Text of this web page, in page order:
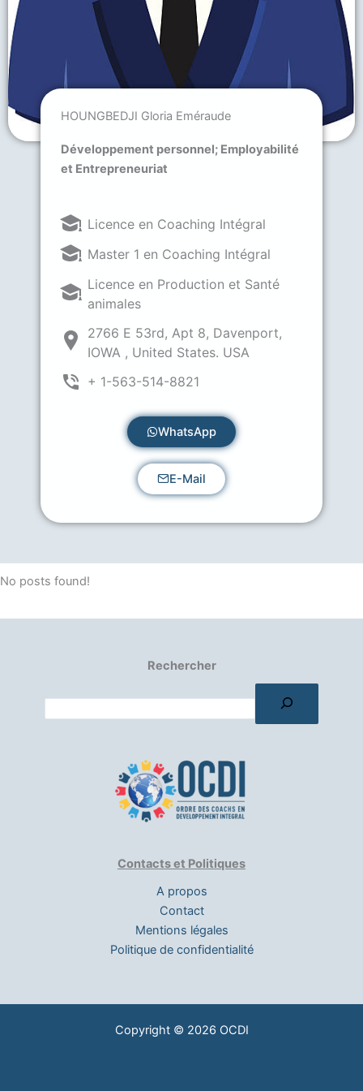
HOUNGBEDJI Gloria Eméraude
Développement personnel; Employabilité
et Entrepreneuriat
Licence en Coaching Intégral
Master 1 en Coaching Intégral
Licence en Production et Santé
animales
2766 E 53rd, Apt 8, Davenport,
IOWA , United States. USA
+ 1-563-514-8821
WhatsApp
E-Mail
No posts found!
Rechercher
Contacts et Politiques
A propos
Contact
Mentions légales
Politique de confidentialité
Copyright © 2026 OCDI